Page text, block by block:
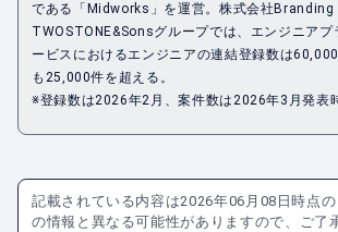
である「Midworks」を運営。株式会社Branding
TWOSTONE&Sonsグループでは、エンジニアプ
ービスにおけるエンジニアの連結登録数は
も25,000件を超える。
※登録数は2026年2月、案件数は2026年3月発表
記載されている内容は2026年06月08日 時点
の情報と異なる可能性がありますので、ご了